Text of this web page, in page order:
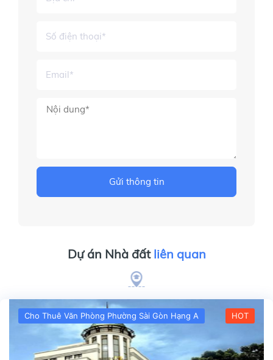
Gửi thông tin
Dự án Nhà đất liên quan
Cho Thuê Văn Phòng Phường Sài Gòn Hạng A HOT